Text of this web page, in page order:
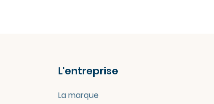
L'entreprise
La marque